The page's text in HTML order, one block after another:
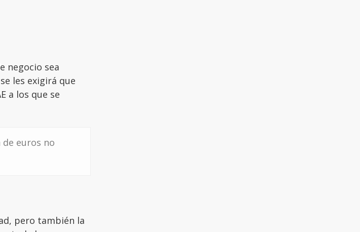
negocio sea
les exigirá que
a los que se
euros no
pero también la